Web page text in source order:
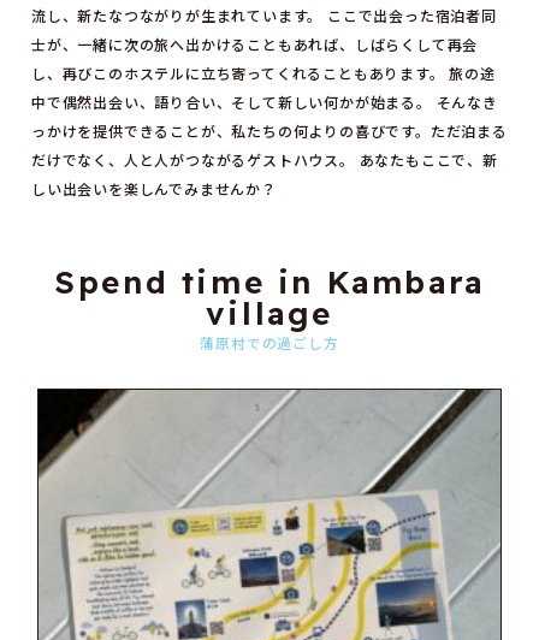
流し、新たなつながりが生まれています。 ここで出会った宿泊者同
士が、一緒に次の旅へ出かけることもあれば、しばらくして再会
し、再びこのホステルに立ち寄ってくれることもあります。 旅の途
中で偶然出会い、語り合い、そして新しい何かが始まる。 そんなき
っかけを提供できることが、私たちの何よりの喜びです。ただ泊まる
だけでなく、人と人がつながるゲストハウス。 あなたもここで、新
しい出会いを楽しんでみませんか？
Spend time in Kambara
village
蒲原村での過ごし方